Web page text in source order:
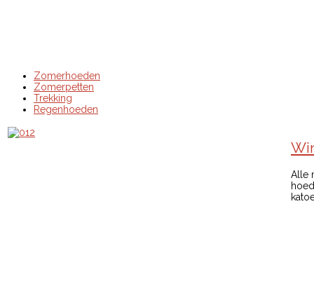
Zomerhoeden
Zomerpetten
Trekking
Regenhoeden
Alle